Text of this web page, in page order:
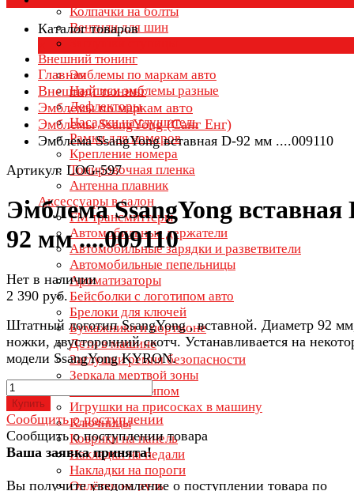
Колпачки на болты
Вентили для шин
Внешний тюнинг
Эмблемы по маркам авто
Надписи эмблемы разные
Дефлекторы
Насадки на глушитель
Рамки для номеров
Крепление номера
Тонировочная пленка
Антенна плавник
Аксессуары в салон
FM трансмиттеры
Автомобильные держатели
Автомобильные зарядки и разветвители
Автомобильные пепельницы
Ароматизаторы
Бейсболки с логотипом авто
Брелоки для ключей
Бумажники и портмоне
Дети в машине
Заглушки ремня безопасности
Зеркала мертвой зоны
Зонты с логотипом
Игрушки на присосках в машину
Ключницы
Коврики на панель
Накладки на педали
Накладки на пороги
Оплётки на руль
Каталог товаров
Главная
Внешний тюнинг
Эмблемы по маркам авто
Эмблемы SsangYong (Санг Енг)
Эмблема SsangYong вставная D-92 мм ....009110
Артикул: LOG-597
Эмблема SsangYong вставная
92 мм ....009110
Нет в наличии
2 390 руб.
Штатный логотип SsangYong , вставной. Диаметр 92
ножки, двусторонний скотч. Устанавливается на
модели SsangYong KYRON.
Купить
Сообщить о поступлении
Сообщить о поступлении товара
Ваша заявка принята!
Вы получите уведомление о поступлении товара по